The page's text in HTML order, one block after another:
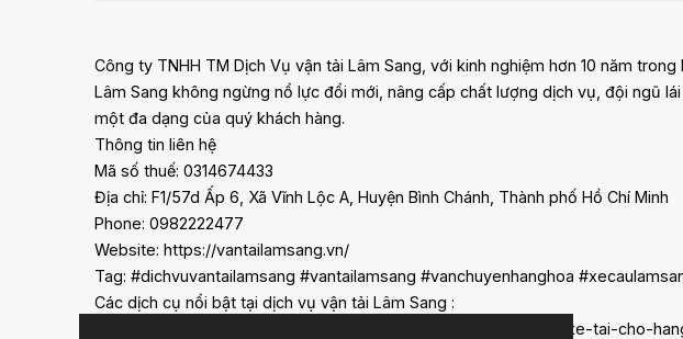
Công ty TNHH TM Dịch Vụ vận tải Lâm Sang, với kinh nghiệm hơn 10 năm
Lâm Sang không ngừng nổ lực đổi mới, nâng cấp chất lượng dịch vụ, đội ngũ
một đa dạng của quý khách hàng.
Thông tin liên hệ
Mã số thuế: 0314674433
Địa chỉ: F1/57d Ấp 6, Xã Vĩnh Lộc A, Huyện Bình Chánh, Thành phố Hồ Chí Minh
Phone: 0982222477
Website: https://vantailamsang.vn/
Tag: #dichvuvantailamsang #vantailamsang #vanchuyenhanghoa
Các dịch cụ nổi bật tại dịch vụ vận tải Lâm Sang :
Thuê xe tải: https://vantailamsang.vn/dich-vu-van-tai/cho-thue-xe-tai-cho-